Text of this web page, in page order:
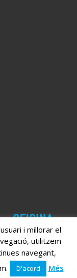
i millorar el
utilitzem
navegant,
D'acord
Més